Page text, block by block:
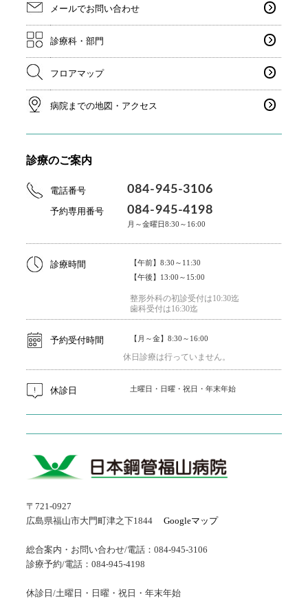
メールでお問い合わせ
診療科・部門
フロアマップ
病院までの地図・アクセス
診療のご案内
電話番号 084-945-3106
予約専用番号 084-945-4198
月～金曜日8:30～16:00
診療時間
【午前】8:30～11:30
【午後】13:00～15:00
整形外科の初診受付は10:30迄
歯科受付は16:30迄
予約受付時間 【月～金】8:30～16:00
休日診療は行っていません。
休診日 土曜日・日曜・祝日・年末年始
〒721-0927
広島県福山市大門町津之下1844Googleマップ
総合案内・お問い合わせ/電話：084-945-3106
診療予約/電話：084-945-4198
休診日/土曜日・日曜・祝日・年末年始